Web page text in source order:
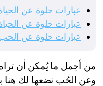
عبارات حلوة عن
عبارات حلوة عن
عبارات حلوة عن
من أجمل ما يُمكن أن
وعن الحُب نضعها لك